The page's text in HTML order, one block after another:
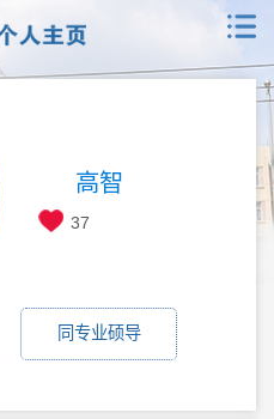
高智
37
同专业硕导